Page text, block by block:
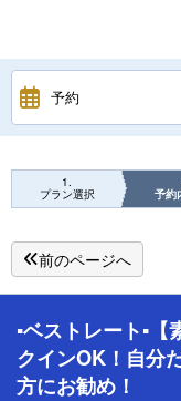
予約
1
プラン選択 予約
前のページへ
▪️ベストレート▪️
クインOK！自分
方にお勧め！